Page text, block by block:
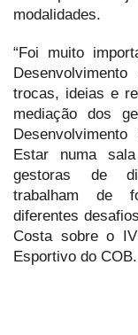
modalidades.
“Foi muito
trocas, ideias e
mediação dos
Estar numa
gestoras de
trabalham de
diferentes
Costa sobre o
Esportivo do COB.